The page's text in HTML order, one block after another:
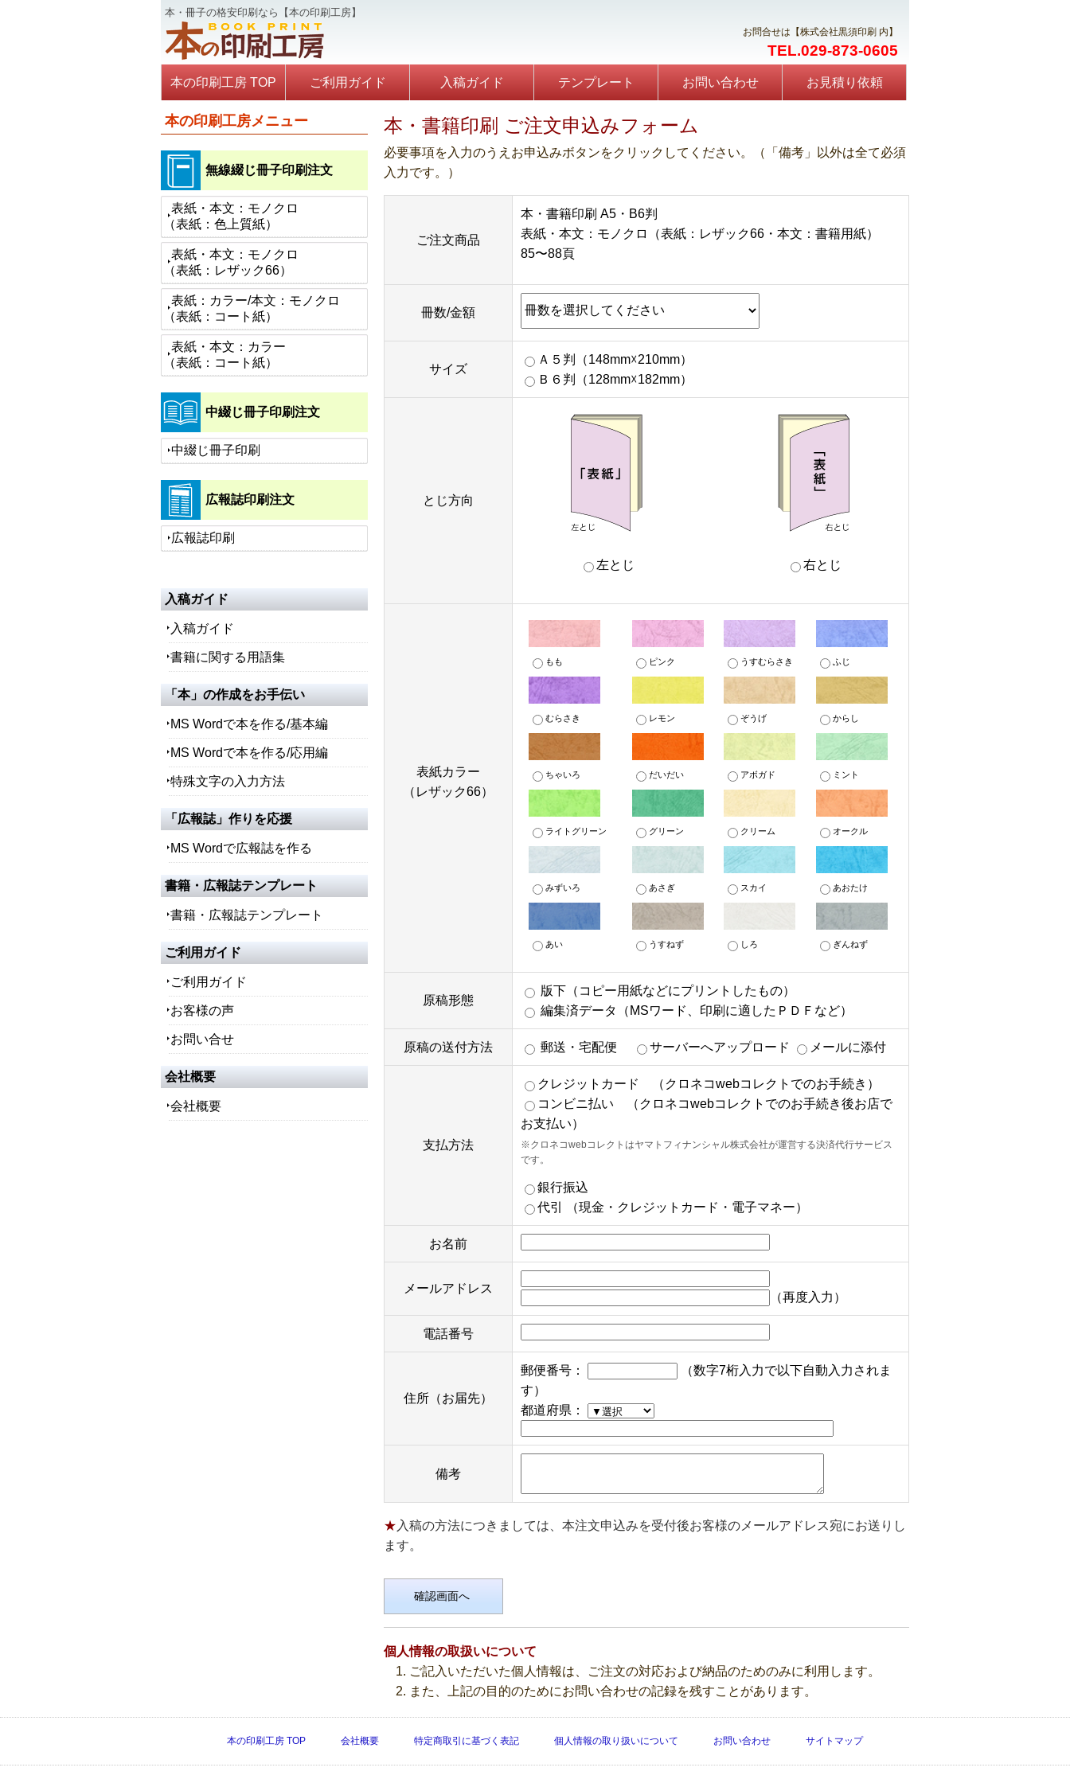
本・冊子の格安印刷なら【本の印刷工房】
お問合せは【株式会社黒須印刷 内】
TEL.029-873-0605
本の印刷工房 TOP ご利用ガイド 入稿ガイド テンプレート お問い合わせ お見積り依頼
本・書籍印刷 ご注文申込みフォーム
必要事項を入力のうえお申込みボタンをクリックしてください。（「備考」以外は全て必須
入力です。）
ご注文商品
本・書籍印刷 A5・B6判
表紙・本文：モノクロ（表紙：レザック66・本文：書籍用紙）
85〜88頁
冊数/金額
サイズ
Ａ５判（148mm☓210mm）
Ｂ６判（128mm☓182mm）
とじ方向
左とじ 右とじ
表紙カラー
（レザック66）
もも ピンク うすむらさき ふじ
むらさき レモン ぞうげ からし
ちゃいろ だいだい アボガド ミント
ライトグリーン グリーン クリーム オークル
みずいろ あさぎ スカイ あおたけ
あい うすねず しろ ぎんねず
原稿形態
版下（コピー用紙などにプリントしたもの）
編集済データ（MSワード、印刷に適したＰＤＦなど）
原稿の送付方法 郵送・宅配便 サーバーへアップロード メールに添付
支払方法
クレジットカード （クロネコwebコレクトでのお手続き）
コンビニ払い （クロネコwebコレクトでのお手続き後お店で
お支払い）
※クロネコwebコレクトはヤマトフィナンシャル株式会社が運営する決済代行サービス
です。
銀行振込
代引 （現金・クレジットカード・電子マネー）
お名前
メールアドレス
（再度入力）
電話番号
住所（お届先）
郵便番号：
（数字7桁入力で以下自動入力されま
す）
都道府県：
備考
入稿の方法につきましては、本注文申込みを受付後お客様のメールアドレス宛にお送りし
ます。
個人情報の取扱いについて
ご記入いただいた個人情報は、ご注文の対応および納品のためのみに利用します。
また、上記の目的のためにお問い合わせの記録を残すことがあります。
本の印刷工房メニュー
無線綴じ冊子印刷注文
表紙・本文：モノクロ
（表紙：色上質紙）
表紙・本文：モノクロ
（表紙：レザック66）
表紙：カラー/本文：モノクロ
（表紙：コート紙）
表紙・本文：カラー
（表紙：コート紙）
中綴じ冊子印刷注文
中綴じ冊子印刷
広報誌印刷注文
広報誌印刷
入稿ガイド
入稿ガイド
書籍に関する用語集
「本」の作成をお手伝い
MS Wordで本を作る/基本編
MS Wordで本を作る/応用編
特殊文字の入力方法
「広報誌」作りを応援
MS Wordで広報誌を作る
書籍・広報誌テンプレート
書籍・広報誌テンプレート
ご利用ガイド
ご利用ガイド
お客様の声
お問い合せ
会社概要
会社概要
本の印刷工房 TOP 会社概要 特定商取引に基づく表記 個人情報の取り扱いについて お問い合わせ サイトマップ